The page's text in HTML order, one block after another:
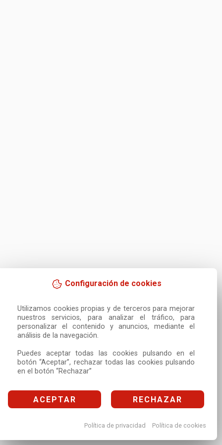
Configuración de cookies
Utilizamos cookies propias y de terceros para mejorar
nuestros servicios, para analizar el tráfico, para
personalizar el contenido y anuncios, mediante el
análisis de la navegación.
Puedes aceptar todas las cookies pulsando en el
botón “Aceptar”, rechazar todas las cookies pulsando
en el botón “Rechazar”
ACEPTAR RECHAZAR
Política de privacidad Política de cookies